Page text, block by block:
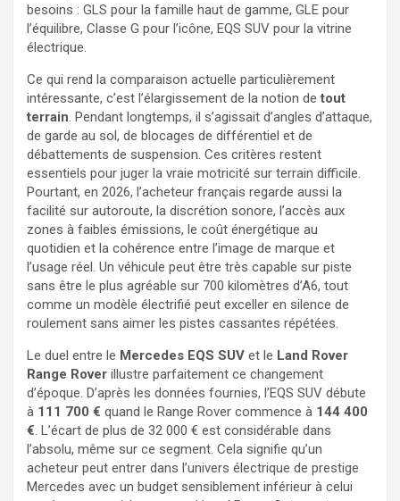
besoins : GLS pour la famille haut de gamme, GLE pour
l’équilibre, Classe G pour l’icône, EQS SUV pour la vitrine
électrique.
Ce qui rend la comparaison actuelle particulièrement
intéressante, c’est l’élargissement de la notion detout
terrain. Pendant longtemps, il s’agissait d’angles d’attaque,
de garde au sol, de blocages de différentiel et de
débattements de suspension. Ces critères restent
essentiels pour juger la vraie motricité sur terrain difficile.
Pourtant, en 2026, l’acheteur français regarde aussi la
facilité sur autoroute, la discrétion sonore, l’accès aux
zones à faibles émissions, le coût énergétique au
quotidien et la cohérence entre l’image de marque et
l’usage réel. Un véhicule peut être très capable sur piste
sans être le plus agréable sur 700 kilomètres d’A6, tout
comme un modèle électrifié peut exceller en silence de
roulement sans aimer les pistes cassantes répétées.
Le duel entre le Mercedes EQS SUV et le Land Rover
Range Rover illustre parfaitement ce changement
d’époque. D’après les données fournies, l’EQS SUV débute
à 111 700 € quand le Range Rover commence à 144 400
€. L’écart de plus de 32 000 € est considérable dans
l’absolu, même sur ce segment. Cela signifie qu’un
acheteur peut entrer dans l’univers électrique de prestige
Mercedes avec un budget sensiblement inférieur à celui